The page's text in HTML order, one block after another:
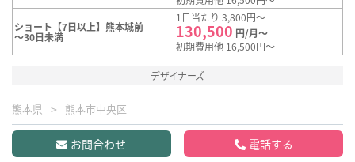
ショート【7日以上】熊本城前
～30日未満
1日当たり 3,800円～
130,500 円/月～
初期費用他 16,500円～
デザイナーズ
熊本県 熊本市中央区
お問合わせ 電話する